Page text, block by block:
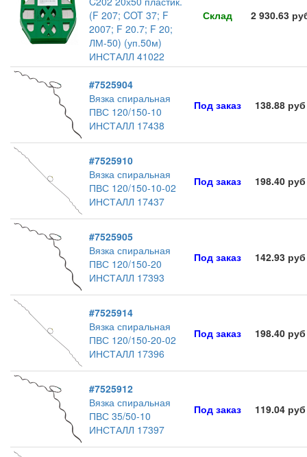
(F 207; COT 37; F
2007; F 20.7; F 20;
ЛМ-50) (уп.50м)
ИНСТАЛЛ 41022
Склад 2 930.63
#7525904
Вязка спиральная
ПВС 120/150-10
ИНСТАЛЛ 17438
Под заказ 138.88 руб
#7525910
Вязка спиральная
ПВС 120/150-10-02
ИНСТАЛЛ 17437
Под заказ 198.40 руб
#7525905
Вязка спиральная
ПВС 120/150-20
ИНСТАЛЛ 17393
Под заказ 142.93 руб
#7525914
Вязка спиральная
ПВС 120/150-20-02
ИНСТАЛЛ 17396
Под заказ 198.40 руб
#7525912
Вязка спиральная
ПВС 35/50-10
ИНСТАЛЛ 17397
Под заказ 119.04 руб